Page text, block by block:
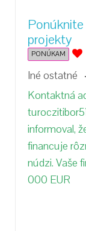
projekty
PONÚKAM
Iné ostatné
Kontaktná
informoval,
financuje
núdzi. Vaše
000 EUR